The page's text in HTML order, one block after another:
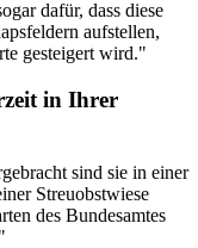
dafür, dass diese
aufstellen,
gesteigert wird."
in Ihrer
sind sie in einer
Streuobstwiese
des Bundesamtes